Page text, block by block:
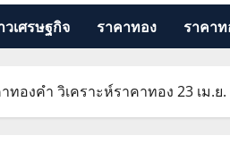
วเศรษฐกิจ ราคาทอง ราคา
ทองคำ วิเคราะห์ราคาทอง 23 เม.ย.